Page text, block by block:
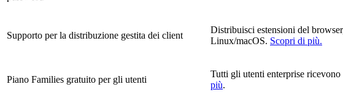
Supporto per la distribuzione gestita dei client
Distribuisci estensioni del
Linux/macOS. Scopri di più.
Piano Families gratuito per gli utenti
Tutti gli utenti enterprise
più.